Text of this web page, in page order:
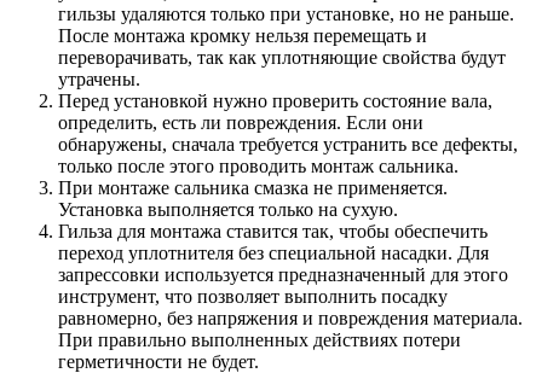
гильзы удаляются только при установке, но не раньше.
После монтажа кромку нельзя перемещать и
переворачивать, так как уплотняющие свойства будут
утрачены.
Перед установкой нужно проверить состояние вала,
определить, есть ли повреждения. Если они
обнаружены, сначала требуется устранить все дефекты,
только после этого проводить монтаж сальника.
При монтаже сальника смазка не применяется.
Установка выполняется только на сухую.
Гильза для монтажа ставится так, чтобы обеспечить
переход уплотнителя без специальной насадки. Для
запрессовки используется предназначенный для этого
инструмент, что позволяет выполнить посадку
равномерно, без напряжения и повреждения материала.
При правильно выполненных действиях потери
герметичности не будет.